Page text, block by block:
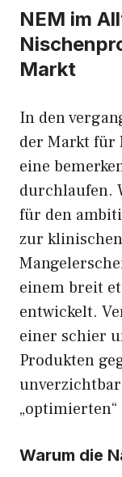
NEM im
Markt
In den
der Markt für
eine
durchlaufen.
für den
zur
einem breit
entwickelt.
einer schier
Produkten
Warum die